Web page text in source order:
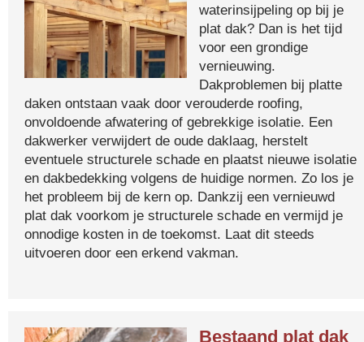
waterinsijpeling op bij je
plat dak? Dan is het tijd
voor een grondige
vernieuwing.
Dakproblemen bij platte
daken ontstaan vaak door verouderde roofing,
onvoldoende afwatering of gebrekkige isolatie. Een
dakwerker verwijdert de oude daklaag, herstelt
eventuele structurele schade en plaatst nieuwe isolatie
en dakbedekking volgens de huidige normen. Zo los je
het probleem bij de kern op. Dankzij een vernieuwd
plat dak voorkom je structurele schade en vermijd je
onnodige kosten in de toekomst. Laat dit steeds
uitvoeren door een erkend vakman.
Bestaand plat dak